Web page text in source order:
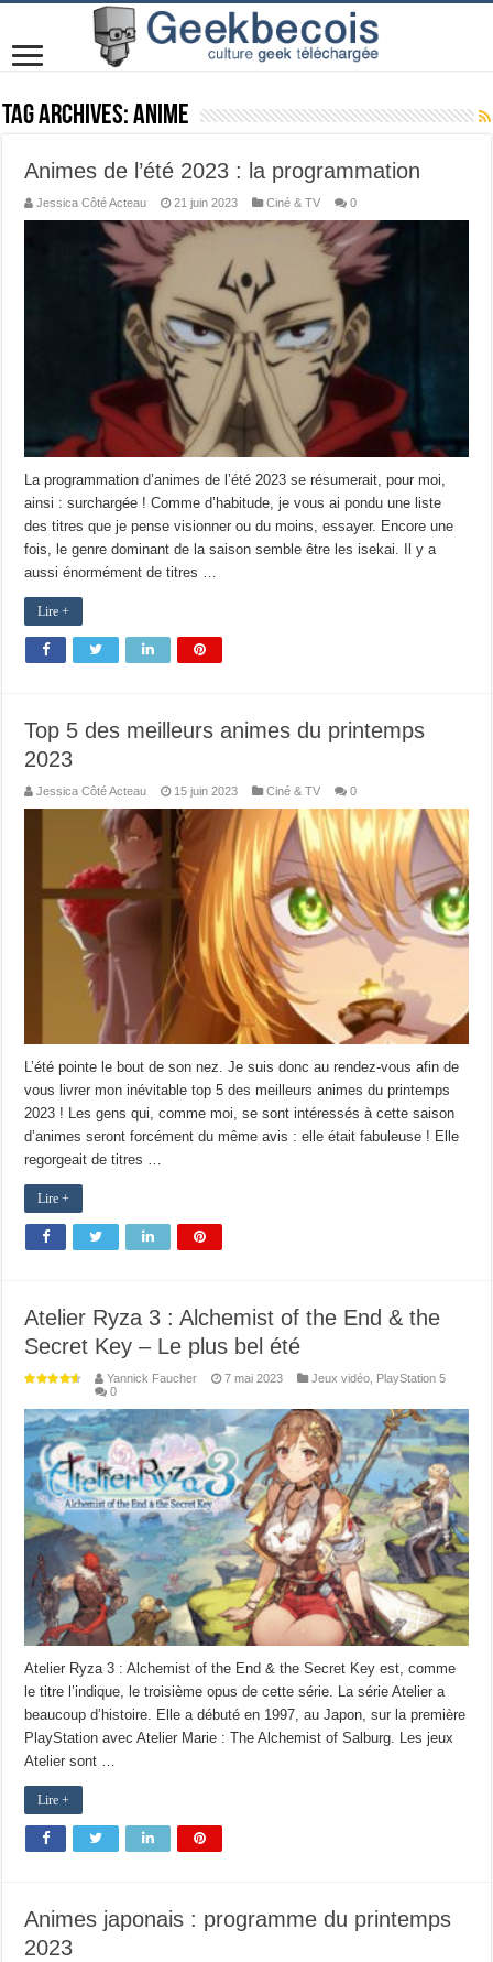
Tag Archives:Anime
Animes de l’été 2023 : la programmation
Jessica Côté Acteau 21 juin 2023 Ciné & TV 0
La programmation d’animes de l’été 2023 se résumerait, pour moi,
ainsi : surchargée ! Comme d’habitude, je vous ai pondu une liste
des titres que je pense visionner ou du moins, essayer. Encore une
fois, le genre dominant de la saison semble être les isekai. Il y a
aussi énormément de titres …
Lire +
Top 5 des meilleurs animes du printemps
2023
Jessica Côté Acteau 15 juin 2023 Ciné & TV 0
L’été pointe le bout de son nez. Je suis donc au rendez-vous afin de
vous livrer mon inévitable top 5 des meilleurs animes du printemps
2023 ! Les gens qui, comme moi, se sont intéressés à cette saison
d’animes seront forcément du même avis : elle était fabuleuse ! Elle
regorgeait de titres …
Lire +
Atelier Ryza 3 : Alchemist of the End & the
Secret Key – Le plus bel été
Yannick Faucher 7 mai 2023 Jeux vidéo, PlayStation 5
0
Atelier Ryza 3 : Alchemist of the End & the Secret Key est, comme
le titre l’indique, le troisième opus de cette série. La série Atelier a
beaucoup d’histoire. Elle a débuté en 1997, au Japon, sur la première
PlayStation avec Atelier Marie : The Alchemist of Salburg. Les jeux
Atelier sont …
Lire +
Animes japonais : programme du printemps
2023